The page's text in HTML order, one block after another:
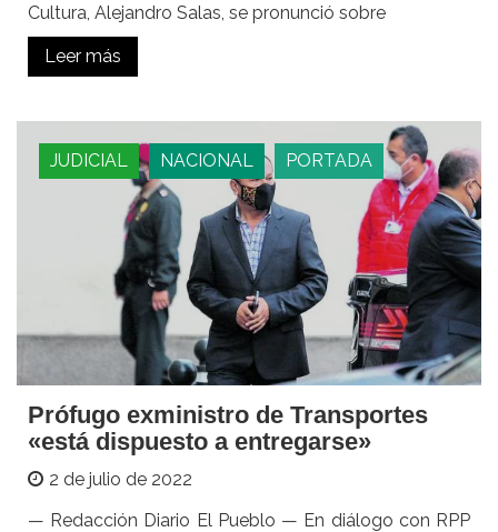
Cultura, Alejandro Salas, se pronunció sobre
Leer más
JUDICIAL NACIONAL PORTADA
Prófugo exministro de Transportes
«está dispuesto a entregarse»
2 de julio de 2022
— Redacción Diario El Pueblo — En diálogo con RPP